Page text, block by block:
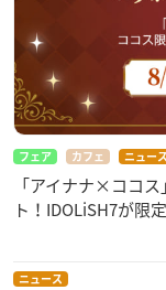
フェア カフェ ニュース
「アイナナ×ココ
ト！IDOLiSH7が限
ニュース